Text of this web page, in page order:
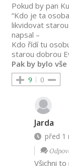
Pokud by pan
“Kdo je ta
likvidovat
napsal –
Kdo řídí tu
starou dobrou
Pak by bylo
9 0
Jarda
před 1
Všichni